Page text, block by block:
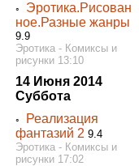
◦ Эротика.Рисован
ное.Разные жанры
9.9
Эротика - Комиксы и
рисунки 13:10
14 Июня 2014
Суббота
◦
Реализация
фантазий 2 9.4
Эротика - Комиксы и
рисунки 17:02